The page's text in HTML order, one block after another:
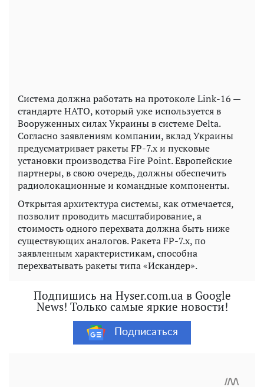
Система должна работать на протоколе Link-16 —
стандарте НАТО, который уже используется в
Вооруженных силах Украины в системе Delta.
Согласно заявлениям компании, вклад Украины
предусматривает ракеты FP-7.x и пусковые
установки производства Fire Point. Европейские
партнеры, в свою очередь, должны обеспечить
радиолокационные и командные компоненты.
Открытая архитектура системы, как отмечается,
позволит проводить масштабирование, а
стоимость одного перехвата должна быть ниже
существующих аналогов. Ракета FP-7.x, по
заявленным характеристикам, способна
перехватывать ракеты типа «Искандер».
Подпишись на Hyser.com.ua в Google
News! Только самые яркие новости!
Подписаться